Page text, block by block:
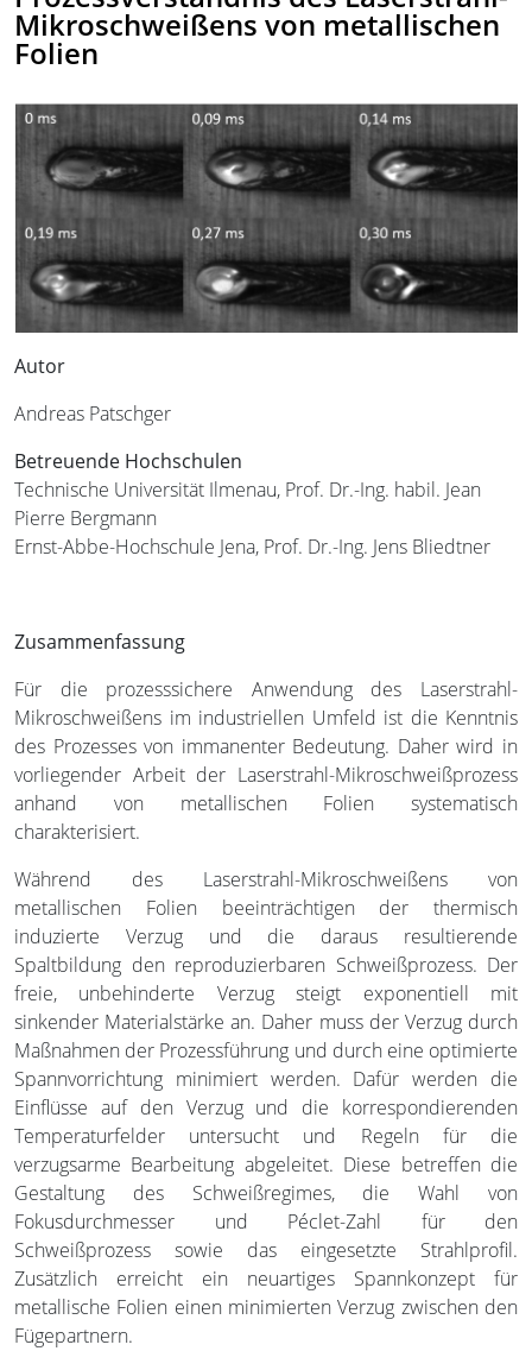
Mikroschweißens von metallischen
Folien
Autor
Andreas Patschger
Betreuende Hochschulen
Technische Universität Ilmenau, Prof. Dr.-Ing. habil. Jean
Pierre Bergmann
Ernst-Abbe-Hochschule Jena, Prof. Dr.-Ing. Jens Bliedtner
Zusammenfassung
Für die prozesssichere Anwendung des Laserstrahl-
Mikroschweißens im industriellen Umfeld ist die Kenntnis
des Prozesses von immanenter Bedeutung. Daher wird in
vorliegender Arbeit der Laserstrahl-Mikroschweißprozess
anhand von metallischen Folien systematisch
charakterisiert.
Während des Laserstrahl-Mikroschweißens von
metallischen Folien beeinträchtigen der thermisch
induzierte Verzug und die daraus resultierende
Spaltbildung den reproduzierbaren Schweißprozess. Der
freie, unbehinderte Verzug steigt exponentiell mit
sinkender Materialstärke an. Daher muss der Verzug durch
Maßnahmen der Prozessführung und durch eine optimierte
Spannvorrichtung minimiert werden. Dafür werden die
Einflüsse auf den Verzug und die korrespondierenden
Temperaturfelder untersucht und Regeln für die
verzugsarme Bearbeitung abgeleitet. Diese betreffen die
Gestaltung des Schweißregimes, die Wahl von
Fokusdurchmesser und Péclet-Zahl für den
Schweißprozess sowie das eingesetzte Strahlprofil.
Zusätzlich erreicht ein neuartiges Spannkonzept für
metallische Folien einen minimierten Verzug zwischen den
Fügepartnern.